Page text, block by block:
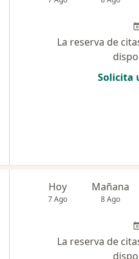
La reserva de
Solicita
Hoy
7 Ago
Mañana
8 Ago
La reserva de